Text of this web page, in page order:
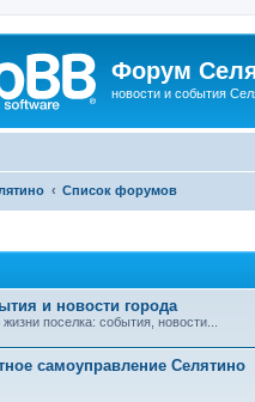
Форум
новости и события
Список форумов
и новости города
поселка: события, новости...
самоуправление Селятино